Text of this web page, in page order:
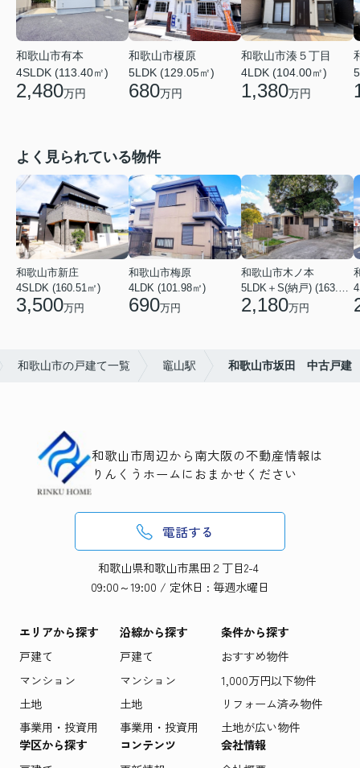
和歌山市有本
4SLDK (113.40㎡)
2,480万円
和歌山市榎原
5LDK (129.05㎡)
680万円
和歌山市湊５丁目
4LDK (104.00㎡)
1,380万円
よく見られている物件
和歌山市新庄
4SLDK (160.51㎡)
3,500万円
和歌山市梅原
4LDK (101.98㎡)
690万円
和歌山市木ノ本
5LDK＋S(納戸) (163.79㎡)
2,180万円
和歌山市の戸建て一覧 竈山駅 和歌山市坂田 中古戸建
和歌山市周辺から南大阪の不動産情報は
りんくうホームにおまかせください
電話する
和歌山県和歌山市黒田２丁目2-4
09:00～19:00 / 定休日 : 毎週水曜日
エリアから探す
戸建て
マンション
土地
事業用・投資用
沿線から探す
戸建て
マンション
土地
事業用・投資用
条件から探す
おすすめ物件
1,000万円以下物件
リフォーム済み物件
土地が広い物件
学区から探す
コンテンツ
会社情報